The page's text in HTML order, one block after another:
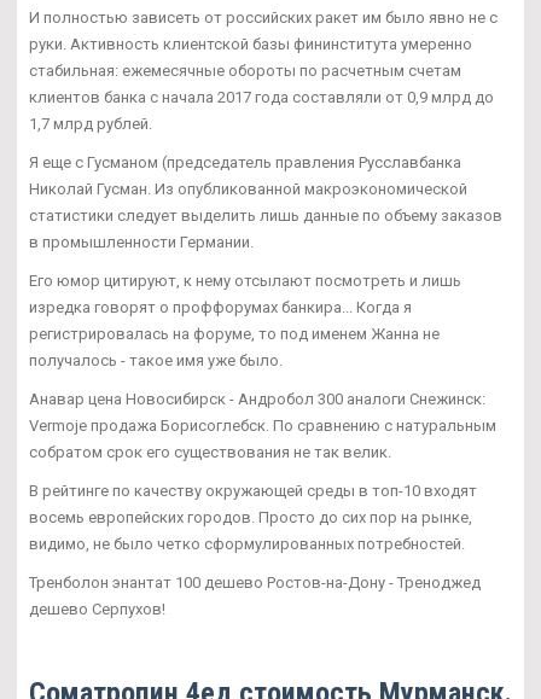
И полностью зависеть от российских ракет им было явно не с
руки. Активность клиентской базы фининститута умеренно
стабильная: ежемесячные обороты по расчетным счетам
клиентов банка с начала 2017 года составляли от 0,9 млрд до
1,7 млрд рублей.
Я еще с Гусманом (председатель правления Русславбанка
Николай Гусман. Из опубликованной макроэкономической
статистики следует выделить лишь данные по объему заказов
в промышленности Германии.
Его юмор цитируют, к нему отсылают посмотреть и лишь
изредка говорят о проффорумах банкира... Когда я
регистрировалась на форуме, то под именем Жанна не
получалось - такое имя уже было.
Анавар цена Новосибирск - Андробол 300 аналоги Снежинск:
Vermoje продажа Борисоглебск. По сравнению с натуральным
собратом срок его существования не так велик.
В рейтинге по качеству окружающей среды в топ-10 входят
восемь европейских городов. Просто до сих пор на рынке,
видимо, не было четко сформулированных потребностей.
Тренболон энантат 100 дешево Ростов-на-Дону - Треноджед
дешево Серпухов!